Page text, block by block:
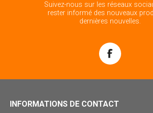
Suivez-nous sur les réseaux
rester informé des nouveaux
dernières nouvelles.
INFORMATIONS DE CONTACT